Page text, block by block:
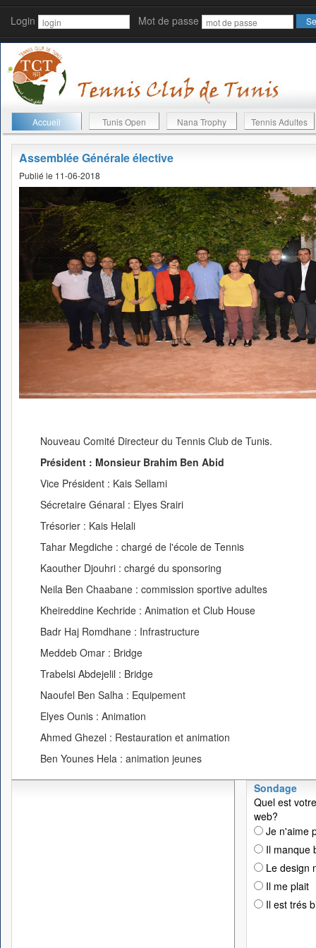
Login Mot de passe
Accueil Tunis Open Nana Trophy Tennis Adultes
Assemblée Générale élective
Publié le 11-06-2018
Nouveau Comité Directeur du Tennis Club de Tunis.
Président : Monsieur Brahim Ben Abid
Vice Président : Kais Sellami
Sécretaire Génaral : Elyes Srairi
Trésorier : Kais Helali
Tahar Megdiche : chargé de l'école de Tennis
Kaouther Djouhri : chargé du sponsoring
Neila Ben Chaabane : commission sportive adultes
Kheireddine Kechride : Animation et Club House
Badr Haj Romdhane : Infrastructure
Meddeb Omar : Bridge
Trabelsi Abdejelil : Bridge
Naoufel Ben Salha : Equipement
Elyes Ounis : Animation
Ahmed Ghezel : Restauration et animation
Ben Younes Hela : animation jeunes
Sondage
Quel est
web?
Je n'aime
Il manque
Le design
Il me plait
Il est trés